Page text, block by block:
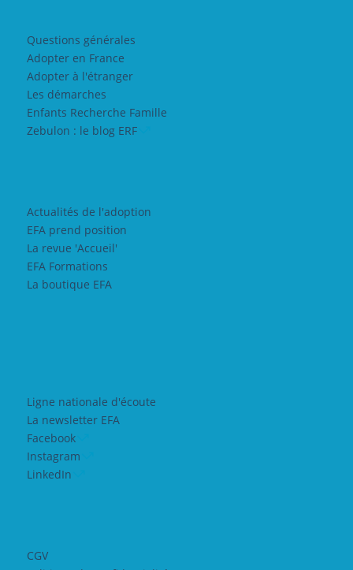
Questions générales
Adopter en France
Adopter à l'étranger
Les démarches
Enfants Recherche Famille
Zebulon : le blog ERF
Actualités de l'adoption
EFA prend position
La revue 'Accueil'
EFA Formations
La boutique EFA
Ligne nationale d'écoute
La newsletter EFA
Facebook
Instagram
LinkedIn
CGV